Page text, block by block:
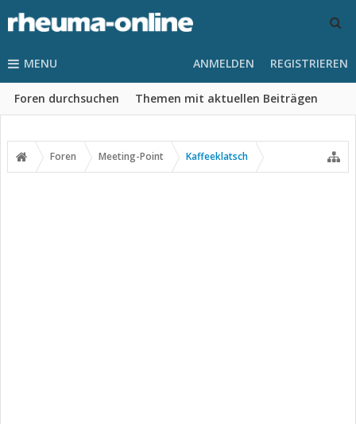
MENU
Foren durchsuchen Themen mit aktuellen Beiträgen
ANMELDEN REGISTRIEREN
Foren Meeting-Point Kaffeeklatsch